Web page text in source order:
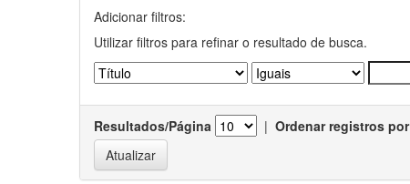
Adicionar filtros:
Utilizar filtros para refinar o resultado de busca.
Resultados/Página | Ordenar registros por